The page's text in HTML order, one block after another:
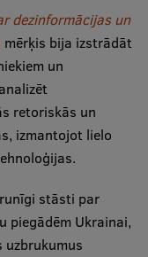
dezinformācijas un
mērķis bija izstrādāt
un
retoriskās un
izmantojot lielo
stāsti par
piegādēm Ukrainai,